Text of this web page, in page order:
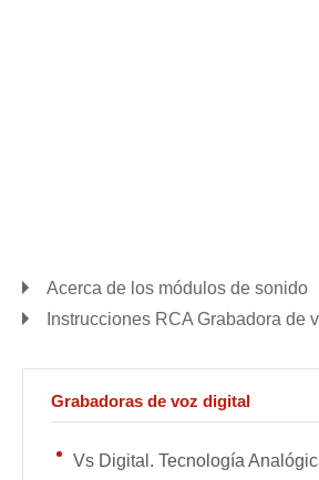
Acerca de los módulos de sonido
Instrucciones RCA Grabadora de
Grabadoras de voz digital
Vs Digital. Tecnología